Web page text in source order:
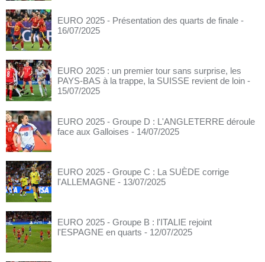
EURO 2025 - Présentation des quarts de finale -
16/07/2025
EURO 2025 : un premier tour sans surprise, les
PAYS-BAS à la trappe, la SUISSE revient de loin -
15/07/2025
EURO 2025 - Groupe D : L'ANGLETERRE déroule
face aux Galloises - 14/07/2025
EURO 2025 - Groupe C : La SUÈDE corrige
l'ALLEMAGNE - 13/07/2025
EURO 2025 - Groupe B : l'ITALIE rejoint
l'ESPAGNE en quarts - 12/07/2025